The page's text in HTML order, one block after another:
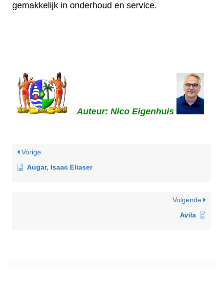
gemakkelijk in onderhoud en service.
Auteur: Nico Eigenhuis
Vorige
Augar, Isaac Eliaser
Volgende
Avila